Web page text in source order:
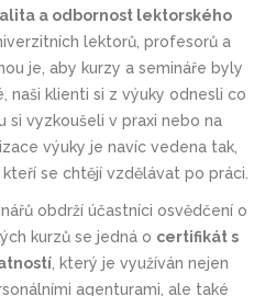
a odbornost lektorského
lektorů, profesorů a
je, aby kurzy a semináře byly
naši klienti si z výuky odnesli co
si vyzkoušeli v praxi nebo na
výuky je navíc vedena tak,
se chtějí vzdělávat po práci.
obdrží účastníci osvědčení o
kurzů se jedná o certifikát s
, který je využíván nejen
agenturami, ale také